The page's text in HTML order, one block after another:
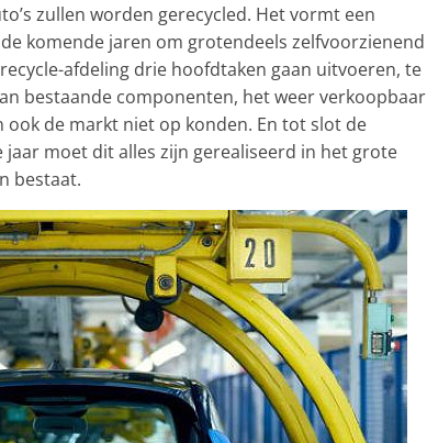
zullen worden gerecycled. Het vormt een
komende jaren om grotendeels zelfvoorzienend
afdeling drie hoofdtaken gaan uitvoeren, te
bestaande componenten, het weer verkoopbaar
de markt niet op konden. En tot slot de
moet dit alles zijn gerealiseerd in het grote
bestaat.